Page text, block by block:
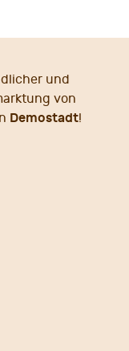
und
von
Demostadt!